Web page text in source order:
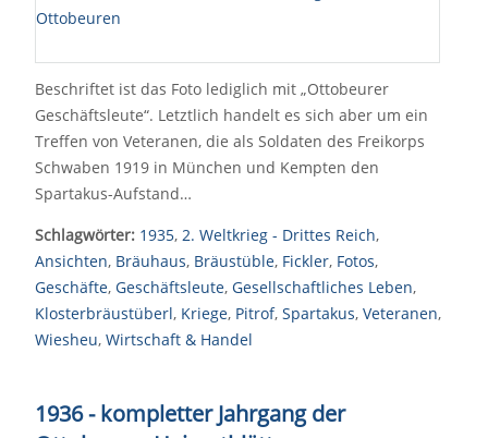
Beschriftet ist das Foto lediglich mit „Ottobeurer
Geschäftsleute“. Letztlich handelt es sich aber um ein
Treffen von Veteranen, die als Soldaten des Freikorps
Schwaben 1919 in München und Kempten den
Spartakus-Aufstand…
Schlagwörter: 1935, 2. Weltkrieg - Drittes Reich,
Ansichten, Bräuhaus, Bräustüble, Fickler, Fotos,
Geschäfte, Geschäftsleute, Gesellschaftliches Leben,
Klosterbräustüberl, Kriege, Pitrof, Spartakus, Veteranen,
Wiesheu, Wirtschaft & Handel
1936 - kompletter Jahrgang der